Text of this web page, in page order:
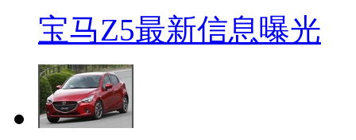
宝马Z5最新信息曝光